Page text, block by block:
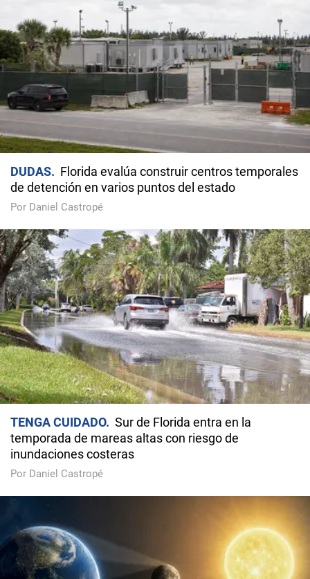
DUDAS
Florida evalúa construir centros temporales
de detención en varios puntos del estado
Por Daniel Castropé
TENGA CUIDADO
Sur de Florida entra en la
temporada de mareas altas con riesgo de
inundaciones costeras
Por Daniel Castropé